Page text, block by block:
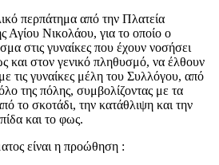
περπάτημα από την Πλατεία
Αγίου Νικολάου, για το οποίο ο
στις γυναίκες που έχουν νοσήσει
και στον γενικό πληθυσμό, να έλθουν
τις γυναίκες μέλη του Συλλόγου, από
της πόλης, συμβολίζοντας με τα
το σκοτάδι, την κατάθλιψη και την
και το φως.
είναι η προώθηση :